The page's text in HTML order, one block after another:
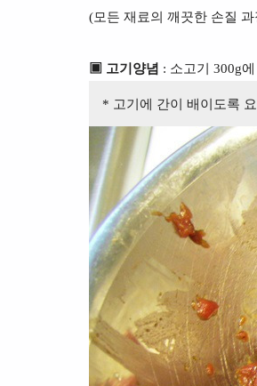
(모든 재료의 깨끗한 손질
▣ 고기양념 : 소고기 300g
* 고기에 간이 배이도록